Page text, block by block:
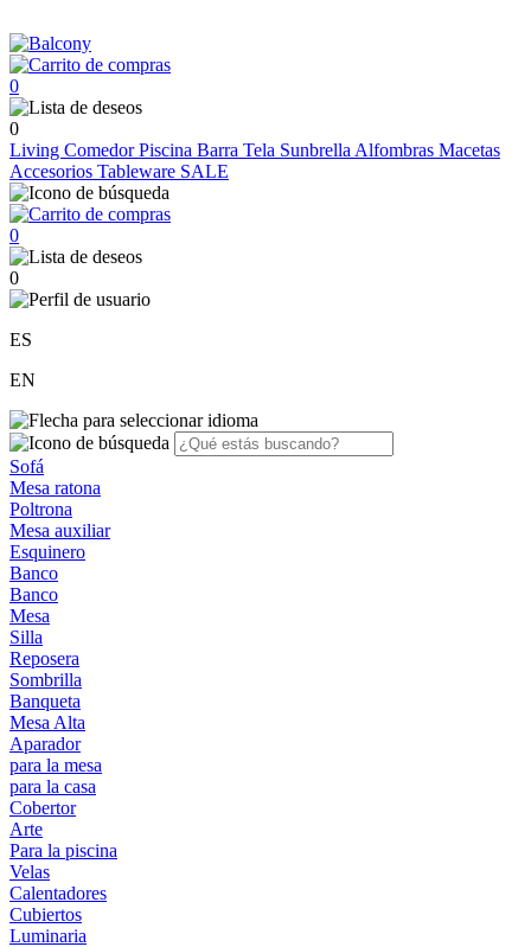
0
0
Living ComedorPiscina Barra Tela Sunbrella Alfombras Macetas
Accesorios Tableware SALE
0
0
ES
EN
Sofá
Mesa ratona
Poltrona
Mesa auxiliar
Esquinero
Banco
Banco
Mesa
Silla
Reposera
Sombrilla
Banqueta
Mesa Alta
Aparador
para la mesa
para la casa
Cobertor
Arte
Para la piscina
Velas
Calentadores
Cubiertos
Luminaria